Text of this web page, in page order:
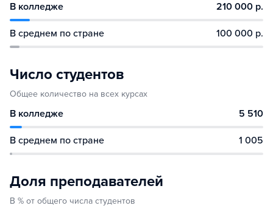
В колледже 210 000 р.
В среднем по стране 100 000 р.
Число студентов
Общее количество на всех курсах
В колледже 5 510
В среднем по стране 1 005
Доля преподавателей
В % от общего числа студентов